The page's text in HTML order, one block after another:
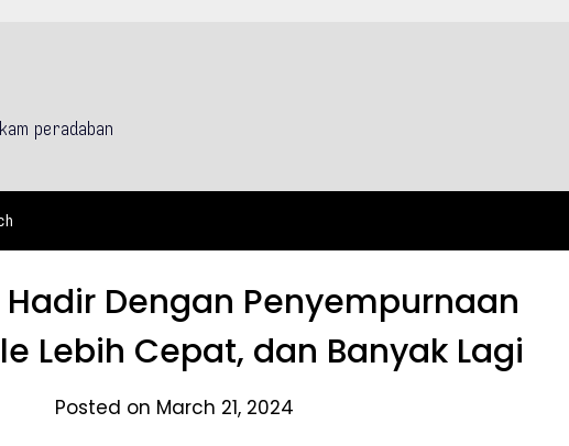
peradaban
Hadir Dengan Penyempurnaan
Lebih Cepat, dan Banyak Lagi
Posted on March 21, 2024